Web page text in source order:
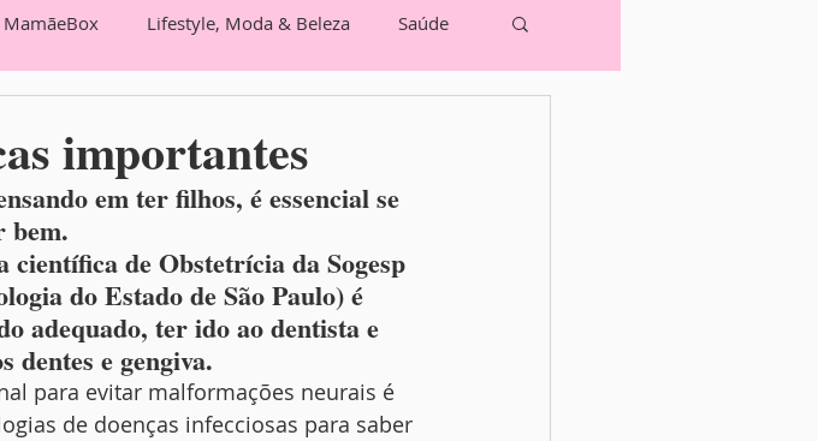
MamãeBox Lifestyle, Moda & Beleza Saúde
importantes
em ter filhos, é essencial se
bem.
de Obstetrícia da Sogesp
do Estado de São Paulo) é
adequado, ter ido ao dentista e
dentes e gengiva.
para evitar malformações neurais é
de doenças infecciosas para saber